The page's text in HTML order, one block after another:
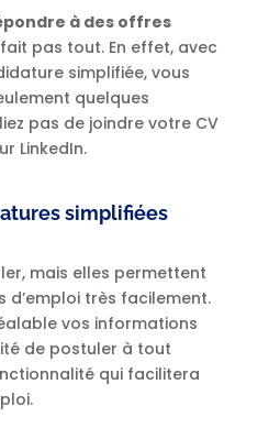
à des offres
pas tout. En effet, avec
simplifiée, vous
quelques
pas de joindre votre CV
LinkedIn.
simplifiées
mais elles permettent
d’emploi très facilement.
vos informations
de postuler à tout
qui facilitera